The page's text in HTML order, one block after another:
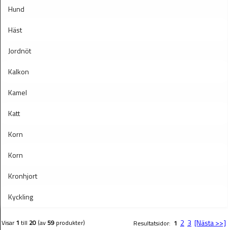
Hund
Häst
Jordnöt
Kalkon
Kamel
Katt
Korn
Korn
Kronhjort
Kyckling
Visar1 till 20 (av59 produkter) Resultatsidor: 1 2 3 [Nästa >>]